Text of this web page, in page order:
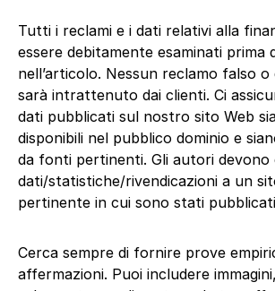
Tutti i reclami e i dati relativi alla
essere debitamente esaminati prima
nell’articolo. Nessun reclamo falso
sarà intrattenuto dai clienti. Ci
dati pubblicati sul nostro sito Web
disponibili nel pubblico dominio e
da fonti pertinenti. Gli autori devono
dati/statistiche/rivendicazioni a un
pertinente in cui sono stati
Cerca sempre di fornire prove
affermazioni. Puoi includere